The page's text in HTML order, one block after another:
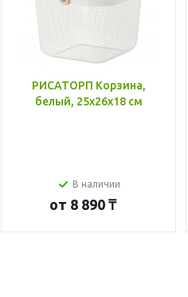
РИСАТОРП Корзина,
белый, 25x26x18 см
В наличии
от 8 890 ₸